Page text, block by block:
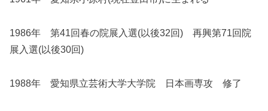
1986年 第41回春の院展入選(以後32回) 再興第71回院
展入選(以後30回)
1988年 愛知県立芸術大学大学院 日本画専攻 修了